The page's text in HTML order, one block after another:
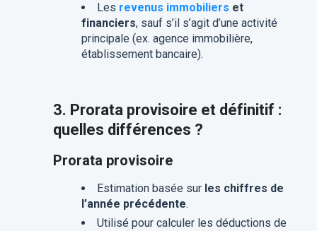
Les revenus immobiliers et
financiers, sauf s’il s’agit d’une activité
principale (ex. agence immobilière,
établissement bancaire).
3. Prorata provisoire et définitif :
quelles différences ?
Prorata provisoire
Estimation basée sur les chiffres de
l’année précédente.
Utilisé pour calculer les déductions de